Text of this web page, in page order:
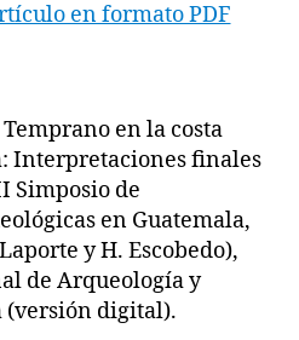
en formato PDF
en la costa
Interpretaciones finales
Simposio de
en Guatemala,
y H. Escobedo),
de Arqueología y
(versión digital).